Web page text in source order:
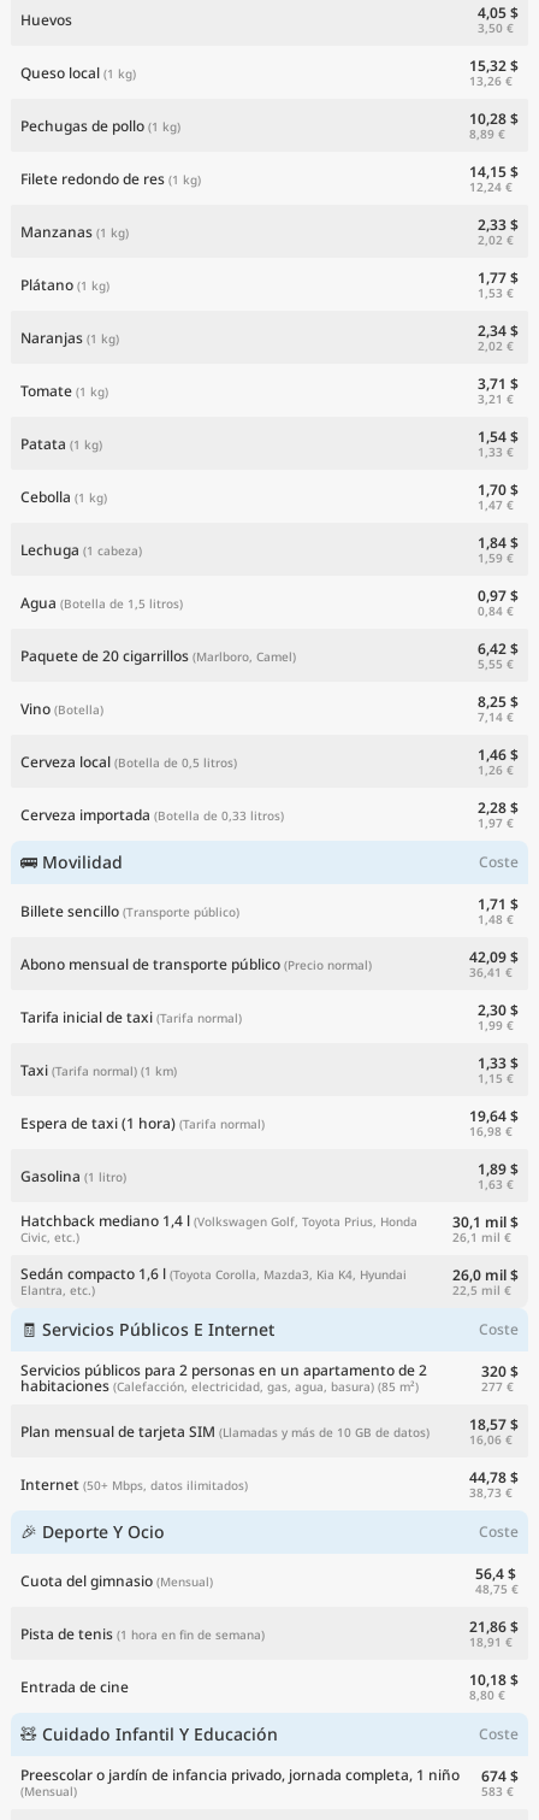
Huevos 4,05 $
3,50 €
Queso local (1 kg) 15,32 $
13,26 €
Pechugas de pollo (1 kg) 10,28 $
8,89 €
Filete redondo de res (1 kg) 14,15 $
12,24 €
Manzanas (1 kg) 2,33 $
2,02 €
Plátano (1 kg) 1,77 $
1,53 €
Naranjas (1 kg) 2,34 $
2,02 €
Tomate (1 kg) 3,71 $
3,21 €
Patata (1 kg) 1,54 $
1,33 €
Cebolla (1 kg) 1,70 $
1,47 €
Lechuga (1 cabeza) 1,84 $
1,59 €
Agua (Botella de 1,5 litros) 0,97 $
0,84 €
Paquete de 20 cigarrillos (Marlboro, Camel) 6,42 $
5,55 €
Vino (Botella) 8,25 $
7,14 €
Cerveza local (Botella de 0,5 litros) 1,46 $
1,26 €
Cerveza importada (Botella de 0,33 litros) 2,28 $
1,97 €
🚌 Movilidad Coste
Billete sencillo (Transporte público) 1,71 $
1,48 €
Abono mensual de transporte público (Precio normal) 42,09 $
36,41 €
Tarifa inicial de taxi (Tarifa normal) 2,30 $
1,99 €
Taxi (Tarifa normal) (1 km) 1,33 $
1,15 €
Espera de taxi (1 hora) (Tarifa normal) 19,64 $
16,98 €
Gasolina (1 litro) 1,89 $
1,63 €
Hatchback mediano 1,4 l (Volkswagen Golf, Toyota Prius, Honda
Civic, etc.)
30,1 mil $
26,1 mil €
Sedán compacto 1,6 l (Toyota Corolla, Mazda3, Kia K4, Hyundai
Elantra, etc.)
26,0 mil $
22,5 mil €
🧾 Servicios Públicos E Internet
Coste
Servicios públicos para 2 personas en un apartamento de 2
habitaciones (Calefacción, electricidad, gas, agua, basura) (85 m²)
320 $
277 €
Plan mensual de tarjeta SIM (Llamadas y más de 10 GB de datos) 18,57 $
16,06 €
Internet (50+ Mbps, datos ilimitados) 44,78 $
38,73 €
🎉 Deporte Y Ocio Coste
Cuota del gimnasio (Mensual) 56,4 $
48,75 €
Pista de tenis (1 hora en fin de semana) 21,86 $
18,91 €
Entrada de cine 10,18 $
8,80 €
🧸 Cuidado Infantil Y Educación
Coste
Preescolar o jardín de infancia privado, jornada completa, 1 niño
(Mensual)
674 $
583 €